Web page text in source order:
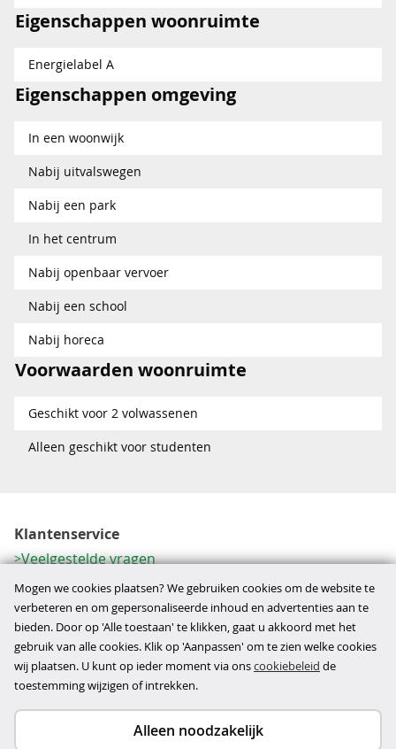
Eigenschappen woonruimte
Energielabel A
Eigenschappen omgeving
In een woonwijk
Nabij uitvalswegen
Nabij een park
In het centrum
Nabij openbaar vervoer
Nabij een school
Nabij horeca
Voorwaarden woonruimte
Geschikt voor 2 volwassenen
Alleen geschikt voor studenten
Klantenservice
Veelgestelde vragen
Contactformulier
Herroeping
Over ons
Bedrijfsgegevens
Werkwijze
Mogen we cookies plaatsen? We gebruiken cookies om de website te
verbeteren en om gepersonaliseerde inhoud en advertenties aan te
bieden. Door op 'Alle toestaan' te klikken, gaat u akkoord met het
gebruik van alle cookies. Klik op 'Aanpassen' om te zien welke cookies
wij plaatsen. U kunt op ieder moment via onscookiebeleid de
toestemming wijzigen of intrekken.
Alleen noodzakelijk